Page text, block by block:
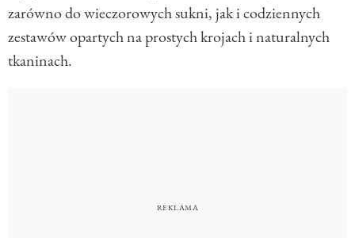
zarówno do wieczorowych sukni, jak i codziennych
zestawów opartych na prostych krojach i naturalnych
tkaninach.